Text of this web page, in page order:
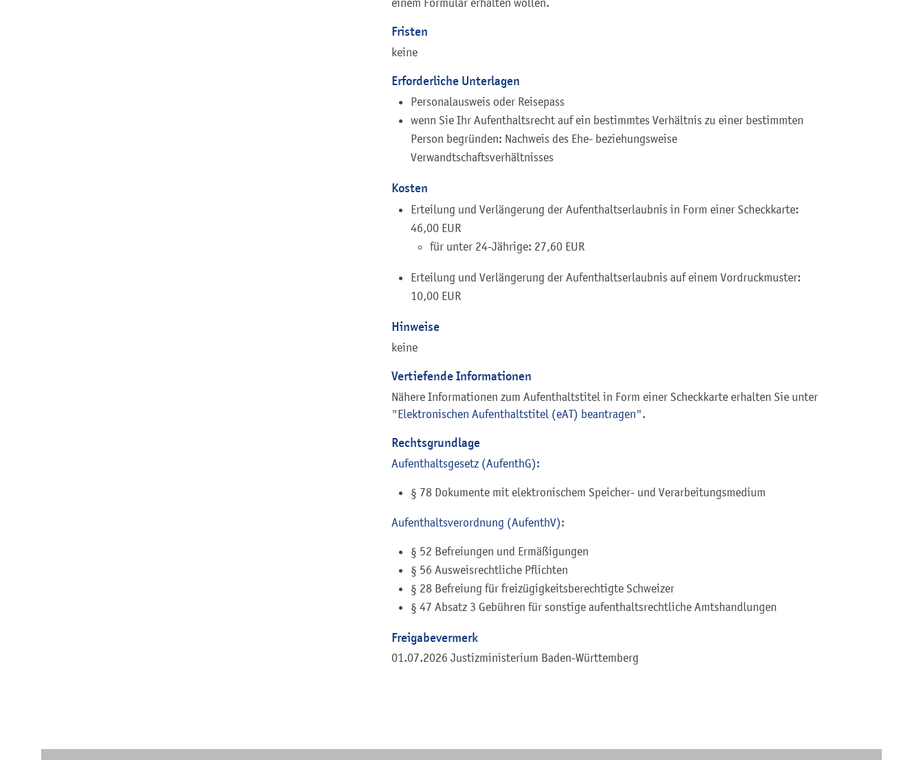
Fristen
keine
Erforderliche Unterlagen
Personalausweis oder Reisepass
wenn Sie Ihr Aufenthaltsrecht auf ein bestimmtes Verhältnis zu einer bestimmten
Person begründen: Nachweis des Ehe- beziehungsweise
Verwandtschaftsverhältnisses
Kosten
Erteilung und Verlängerung der Aufenthaltserlaubnis in Form einer Scheckkarte:
46,00 EUR
für unter 24-Jährige: 27,60 EUR
Erteilung und Verlängerung der Aufenthaltserlaubnis auf einem Vordruckmuster:
10,00 EUR
Hinweise
keine
Vertiefende Informationen
Nähere Informationen zum Aufenthaltstitel in Form einer Scheckkarte erhalten Sie unter
"Elektronischen Aufenthaltstitel (eAT) beantragen".
Rechtsgrundlage
Aufenthaltsgesetz (AufenthG):
§ 78 Dokumente mit elektronischem Speicher- und Verarbeitungsmedium
Aufenthaltsverordnung (AufenthV):
§ 52 Befreiungen und Ermäßigungen
§ 56 Ausweisrechtliche Pflichten
§ 28 Befreiung für freizügigkeitsberechtigte Schweizer
§ 47 Absatz 3 Gebühren für sonstige aufenthaltsrechtliche Amtshandlungen
Freigabevermerk
01.07.2026 Justizministerium Baden-Württemberg